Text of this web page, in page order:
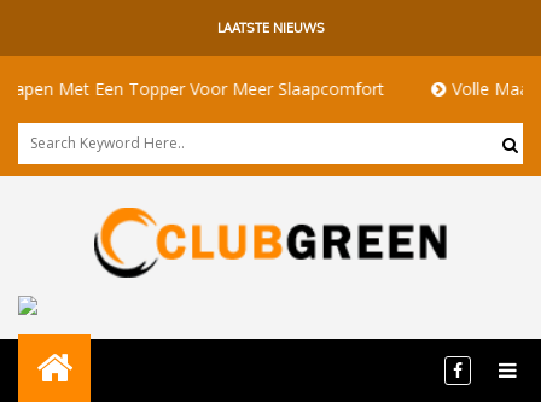
LAATSTE NIEUWS
Met Een Topper Voor Meer Slaapcomfort Volle Maan